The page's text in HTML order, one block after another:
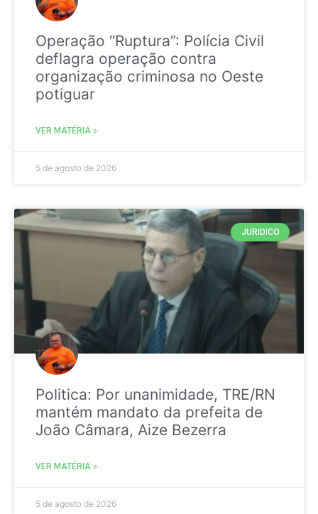
Operação “Ruptura”: Polícia Civil
deflagra operação contra
organização criminosa no Oeste
potiguar
VER MATÉRIA »
5 de agosto de 2026
JURIDICO
Politica: Por unanimidade, TRE/RN
mantém mandato da prefeita de
João Câmara, Aize Bezerra
VER MATÉRIA »
5 de agosto de 2026